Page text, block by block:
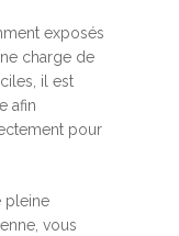
exposés
charge de
il est
afin
pour
pleine
vous